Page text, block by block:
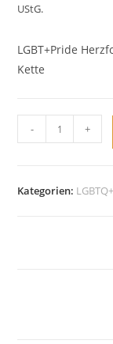
UStG.
LGBT+Pride
Kette
LGBTQ+
Pride
Anhänger
- +
Kategorien: